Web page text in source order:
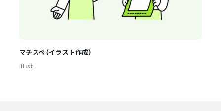
マチスペ（イラスト作成）
illust